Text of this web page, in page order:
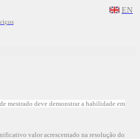
EN
mestrado deve demonstrar a habilidade em
valor acrescentado na resolução do